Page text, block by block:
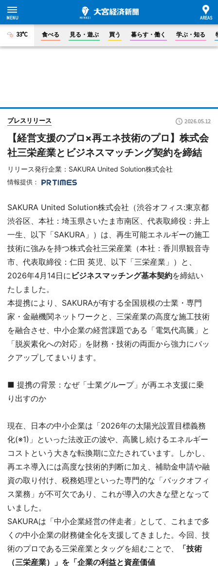
33°C 食べる 見る・遊ぶ 買う 暮らす・働く 学ぶ・知る
プレスリリース 2026.05.12
【経営支援のプロ×再エネ技術のプロ】株式会
社三栄産業とビジネスマッチング契約を締結
リリース発行企業：SAKURA United Solution株式会社
情報提供：
SAKURA United Solution株式会社（渋谷オフィス:東京都
渋谷区、本社：埼玉県さいたま市南区、代表取締役：井上
一生、以下「SAKURA」）は、再生可能エネルギーの施工
技術に強みを持つ株式会社三栄産業（本社：香川県観音寺
市、代表取締役：仁田 英児、以下「三栄産業」）と、
2026年4月14日に ビジネスマッチング基本契約を締結い
たしました。
本提携により、SAKURAが有する全国規模の士業・専門
家・金融機関ネットワークと、三栄産業の高度な施工技術
を融合させ、中小企業の経営課題である「電気代高騰」と
「脱炭素化への対応」を財務・技術の両面から強力にバッ
クアップしてまいります。
■ 提携の背景：なぜ「士業グループ」が再エネ支援に乗
り出すのか
現在、日本の中小企業は「2026年の太陽光設置目標義務
化(※1)」といった法改正の波や、高騰し続けるエネルギー
コストという大きな転換期に立たされています。しかし、
再エネ導入には高度な技術的判断に加え、補助金申請や融
資の取り付け、税務処理といった専門的な「バックオフィ
ス業務」が不可欠であり、これが導入の大きな壁となって
いました。
SAKURAは「中小企業経営の伴走者」として、これまで多
くの中小企業の財務健全化を支援してきました。今回、技
術のプロである三栄産業とタッグを組むことで、
「技術
（三栄産業）」を「企業の利益と資産価値